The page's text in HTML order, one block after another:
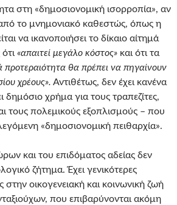
στη «δημοσιονομική ισορροπία», αν
από το μνημονιακό καθεστώς, όπως η
να ικανοποιήσει το δίκαιο αίτημά
«απαιτεί μεγάλο κόστος» και ότι τα
προτεραιότητα θα πρέπει να πηγαίνουν
χρέους». Αντιθέτως, δεν έχει κανένα
χρήμα για τους τραπεζίτες,
τους πολεμικούς εξοπλισμούς – που
«δημοσιονομική πειθαρχία».
και του επιδόματος αδείας δεν
ζήτηµα. Έχει γενικότερες
στην οικογενειακή και κοινωνική ζωή
που επιβαρύνονται ακόμη